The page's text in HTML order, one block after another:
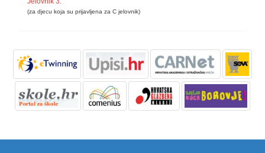
(za djecu koja su prijavljena za C jelovnik)